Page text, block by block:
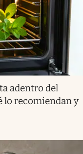
adentro del
lo recomiendan y